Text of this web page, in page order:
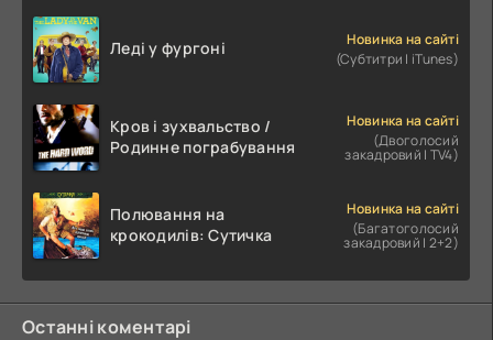
Леді у фургоні
Новинка на сайті
(Субтитри | iTunes)
Кров і зухвальство /
Родинне пограбування
Новинка на сайті
(Двоголосий
закадровий | TV4)
Полювання на
крокодилів: Сутичка
Новинка на сайті
(Багатоголосий
закадровий | 2+2)
Останні коментарі